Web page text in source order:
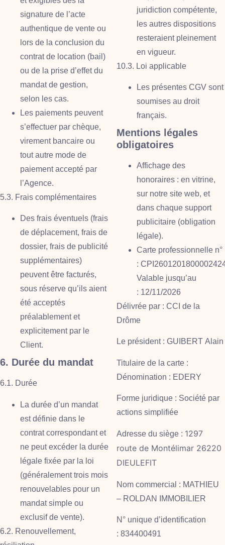
signature de l’acte
authentique de vente ou
lors de la conclusion du
contrat de location (bail)
ou de la prise d’effet du
mandat de gestion,
selon les cas.
Les paiements peuvent
s’effectuer par chèque,
virement bancaire ou
tout autre mode de
paiement accepté par
l’Agence.
5.3. Frais complémentaires
Des frais éventuels (frais
de déplacement, frais de
dossier, frais de publicité
supplémentaires)
peuvent être facturés,
sous réserve qu’ils aient
été acceptés
préalablement et
explicitement par le
Client.
6. Durée du mandat
6.1. Durée
La durée d’un mandat
est définie dans le
contrat correspondant et
ne peut excéder la durée
légale fixée par la loi
(généralement trois mois
renouvelables pour un
mandat simple ou
exclusif de vente).
6.2. Renouvellement,
juridiction compétente,
les autres dispositions
resteraient pleinement
en vigueur.
10.3. Loi applicable
Les présentes CGV sont
soumises au droit
français.
Mentions légales
obligatoires
Affichage des
honoraires : en vitrine,
sur notre site web, et
dans chaque support
publicitaire (obligation
légale).
Carte professionnelle n°
:
Valable jusqu’au
: 12/11/2026
Délivrée par : CCI de la
Drôme
Le président : GUIBERT Alain
Titulaire de la carte :
Dénomination : EDERY
Forme juridique : Société par
actions simplifiée
Adresse du siège : 1297
route de Montélimar 26220
DIEULEFIT
Nom commercial : MATHIEU
– ROLDAN IMMOBILIER
N° unique d’identification
: 834400491